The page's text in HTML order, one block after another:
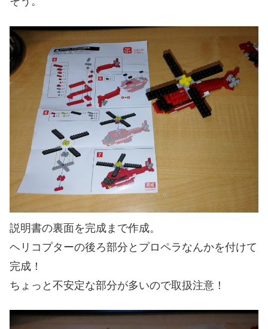
説明書の裏面を完成まで作成。
ヘリコプターの後ろ部分とプロペラなんかを付けて
完成！
ちょっと不安定な部分が多いので取扱注意！